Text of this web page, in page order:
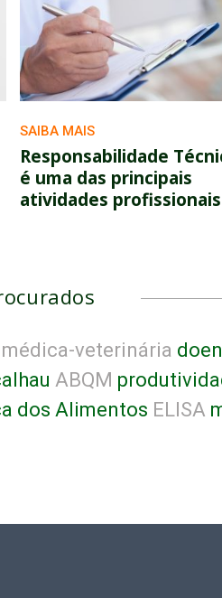
SAIBA MAIS
Responsabilidade
é uma das principais
atividades profissionais
veterinária
ABQM
dos Alimentos ELISA